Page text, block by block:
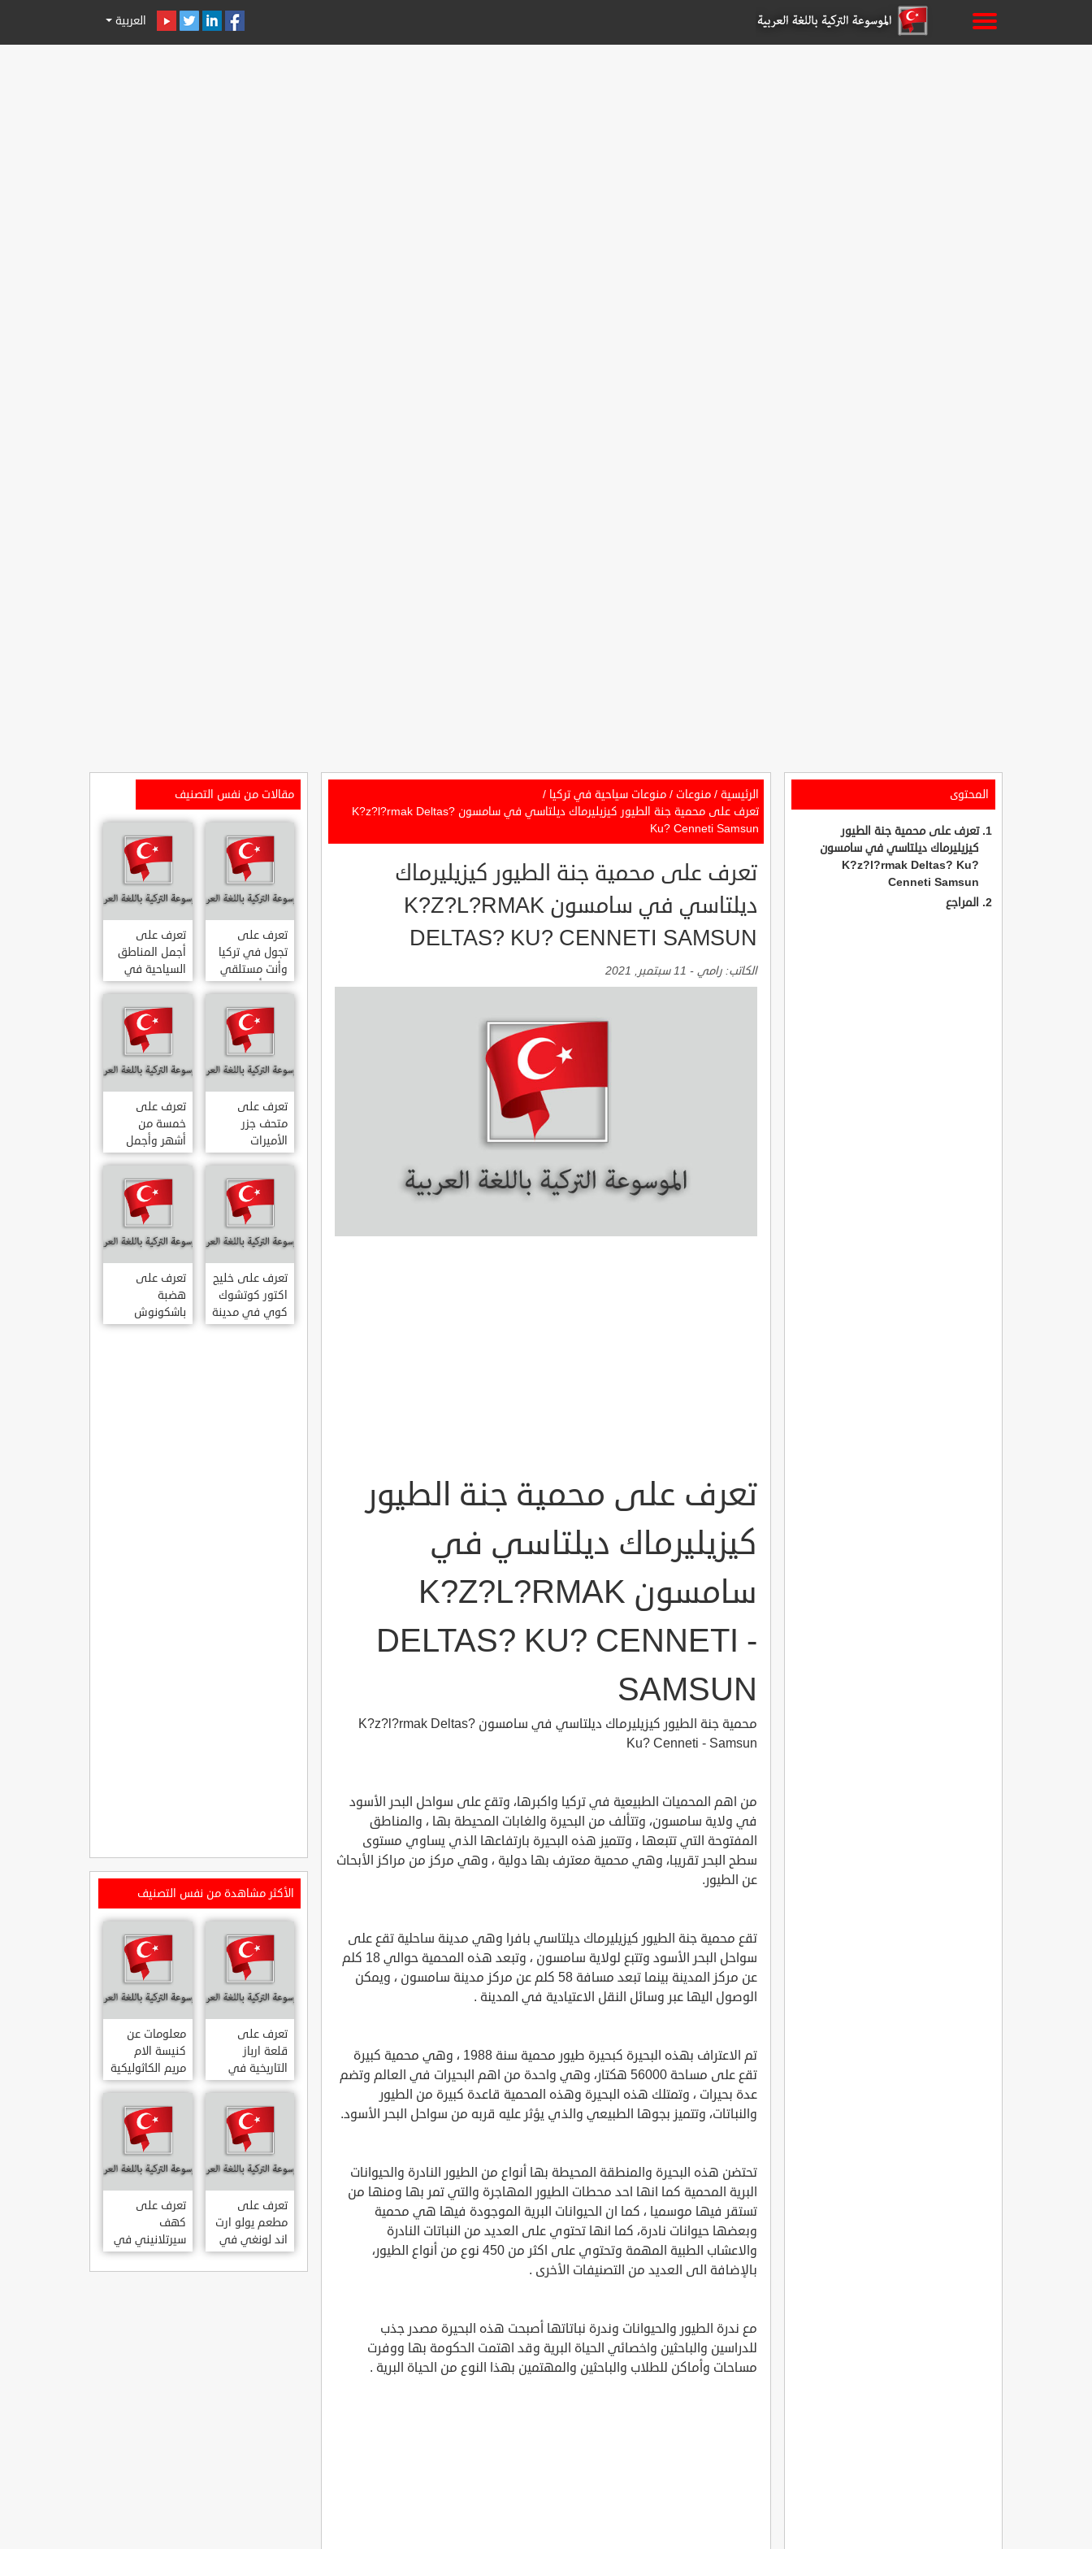
العربية
المحتوى
تعرف على محمية جنة الطيور
كيزيليرماك ديلتاسي في سامسون
K?z?l?rmak Deltas? Ku?
Cenneti Samsun
المراجع
الرئيسية / منوعات / منوعات سياحية في تركيا /
تعرف على محمية جنة الطيور كيزيليرماك ديلتاسي في سامسون K?z?l?rmak Deltas?
Ku? Cenneti Samsun
تعرف على محمية جنة الطيور كيزيليرماك
ديلتاسي في سامسون K?Z?L?RMAK
DELTAS? KU? CENNETI SAMSUN
الكاتب: رامي - 11 سبتمبر, 2021
تعرف على محمية جنة الطيور
كيزيليرماك ديلتاسي في
سامسون K?Z?L?RMAK
DELTAS? KU? CENNETI -
SAMSUN
محمية جنة الطيور كيزيليرماك ديلتاسي في سامسون K?z?l?rmak Deltas?
Ku? Cenneti - Samsun
من اهم المحميات الطبيعية في تركيا واكبرها، وتقع على سواحل البحر الأسود
في ولاية سامسون، وتتألف من البحيرة والغابات المحيطة بها ، والمناطق
المفتوحة التي تتبعها ، وتتميز هذه البحيرة بارتفاعها الذي يساوي مستوى
سطح البحر تقريبا، وهي محمية معترف بها دولية ، وهي مركز من مراكز الأبحاث
عن الطيور.
تقع محمية جنة الطيور كيزيليرماك ديلتاسي بافرا وهي مدينة ساحلية تقع على
سواحل البحر الأسود وتتبع لولاية سامسون ، وتبعد هذه المحمية حوالي 18 كلم
عن مركز المدينة بينما تبعد مسافة 58 كلم عن مركز مدينة سامسون ، ويمكن
الوصول اليها عبر وسائل النقل الاعتيادية في المدينة .
تم الاعتراف بهذه البحيرة كبحيرة طيور محمية سنة 1988 ، وهي محمية كبيرة
تقع على مساحة 56000 هكتار، وهي واحدة من اهم البحيرات في العالم وتضم
عدة بحيرات ، وتمتلك هذه البحيرة وهذه المحمية قاعدة كبيرة من الطيور
والنباتات، وتتميز بجوها الطبيعي والذي يؤثر عليه قربه من سواحل البحر الأسود.
تحتضن هذه البحيرة والمنطقة المحيطة بها أنواع من الطيور النادرة والحيوانات
البرية المحمية كما انها احد محطات الطيور المهاجرة والتي تمر بها ومنها من
تستقر فيها موسميا ، كما ان الحيوانات البرية الموجودة فيها هي محمية
وبعضها حيوانات نادرة، كما انها تحتوي على العديد من النباتات النادرة
والاعشاب الطبية المهمة وتحتوي على اكثر من 450 نوع من أنواع الطيور،
بالإضافة الى العديد من التصنيفات الأخرى .
مع ندرة الطيور والحيوانات وندرة نباتاتها أصبحت هذه البحيرة مصدر جذب
للدراسين والباحثين واخصائي الحياة البرية وقد اهتمت الحكومة بها ووفرت
مساحات وأماكن للطلاب والباحثين والمهتمين بهذا النوع من الحياة البرية .
مقالات من نفس التصنيف
تعرف على
تجول في تركيا
وأنت مستلقي
على أريكتك
..السياحة
الافتراضية.
تعرف على
أجمل المناطق
السياحية في
اسطنبول
المشهورة في
تعرف على
متحف جزر
الأميرات
ADALAR
MÜZESI
تعرف على
خمسة من
أشهر وأجمل
قصور اسطنبول
تعرف على خليج
اكتور كوتشوك
كوي في مدينة
داتشا الساحلية
تعرف على
هضبة
باشكونوش
الطبيعية في
الأكثر مشاهدة من نفس التصنيف
تعرف على
قلعة ارباز
التاريخية في
ولاية ايدن.. من
القلاع الدولة
العثمانية
ARPAZ
KALESI AYDIN
معلومات عن
كنيسة الام
مريم الكاثوليكية
في هاتي .. من
معالم المدينة
التاريخية
والدينية
MERYEM ANA
KATOLIK
KILISESI
HATAY
تعرف على
مطعم يولو ارت
اند لونغي في
ازمير .. مطعم
بجدران متحف
تعرف على
كهف
سيرتلانيني في
ولاية ايدن .. من
اعاجيب الطبيعة